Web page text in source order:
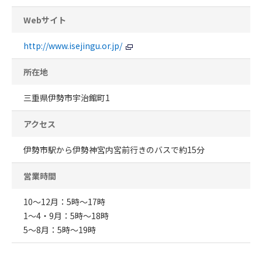
Webサイト
http://www.isejingu.or.jp/
所在地
三重県伊勢市宇治館町1
アクセス
伊勢市駅から伊勢神宮内宮前行きのバスで約15分
営業時間
10～12月：5時～17時
1～4・9月：5時～18時
5～8月：5時～19時